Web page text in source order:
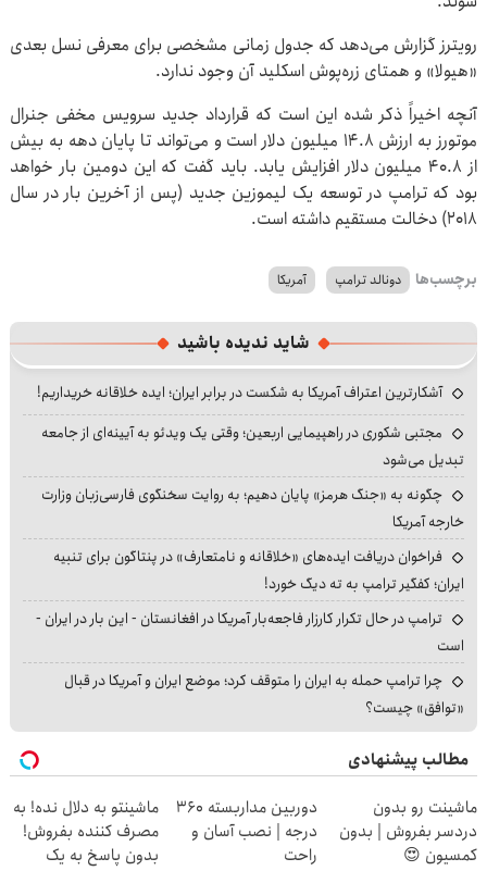
رویترز گزارش می‌دهد که جدول زمانی مشخصی برای معرفی نسل بعدی
«هیولا» و همتای زره‌پوش اسکلید آن وجود ندارد.
آنچه اخیراً ذکر شده این است که قرارداد جدید سرویس مخفی جنرال
موتورز به ارزش ۱۴.۸ میلیون دلار است و می‌تواند تا پایان دهه به بیش
از ۴۰.۸ میلیون دلار افزایش یابد. باید گفت که این دومین بار خواهد
بود که ترامپ در توسعه یک لیموزین جدید (پس از آخرین بار در سال
۲۰۱۸) دخالت مستقیم داشته است.
برچسب‌ها دونالد ترامپ آمریکا
شاید ندیده باشید
آشکارترین اعتراف آمریکا به شکست در برابر ایران؛ ایده خلاقانه خریداریم!
مجتبی شکوری در راهپیمایی اربعین؛ وقتی یک ویدئو به آیینه‌ای از جامعه
تبدیل می‌شود
چگونه به «جنگ هرمز» پایان دهیم؛ به روایت سخنگوی فارسی‌زبان وزارت
خارجه آمریکا
فراخوان دریافت ایده‌های «خلاقانه و نامتعارف» در پنتاگون برای تنبیه
ایران؛ کفگیر ترامپ به ته دیگ خورد!
ترامپ در حال تکرار کارزار فاجعه‌بار آمریکا در افغانستان - این بار در ایران -
است
چرا ترامپ حمله به ایران را متوقف کرد؛ موضع ایران و آمریکا در قبال
«توافق» چیست؟
مطالب پیشنهادی
ماشینت رو بدون
دردسر بفروش | بدون
کمسیون 😍
دوربین مداربسته 360
درجه | نصب آسان و
راحت
ماشینتو به دلال نده! به
مصرف کننده بفروش!
بدون پاسخ به یک